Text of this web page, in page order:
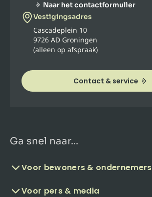
Naar het contactformulier
Vestigingsadres
Cascadeplein 10
9726 AD Groningen
(alleen op afspraak)
Contact & service
Ga snel naar...
Voor bewoners & ondernemers
Voor pers & media